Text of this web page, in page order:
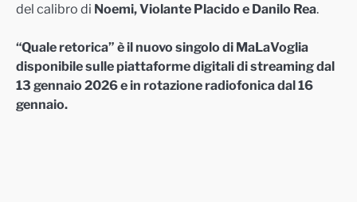
del calibro di Noemi, Violante Placido e Danilo Rea.
“Quale retorica” è il nuovo singolo di MaLaVoglia
disponibile sulle piattaforme digitali di streaming dal
13 gennaio 2026 e in rotazione radiofonica dal 16
gennaio.